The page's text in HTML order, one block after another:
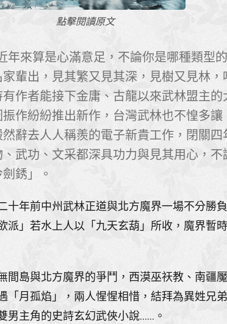
點擊閱讀原文
年來算是心滿意足，不論你是哪種類型
輩出，見其繁又見其深，見樹又見林
作者能接下金庸、古龍以來武林盟主
作紛紛推出新作，台灣武林也不惶多
辭去人人稱羨的電子新貴工作，閉關四
、武功、文采都深具功力與見其用心，
銹」。
十年前中州武林正道與北方魔界一場不分勝
派」若水上人以「九天玄葫」所收，魔界暫
間島與北方魔界的爭鬥，西漠巫祆教、南疆
「月孤焰」，兩人惺惺相惜，結拜為異姓兄
主角的史詩玄幻武俠小說......。